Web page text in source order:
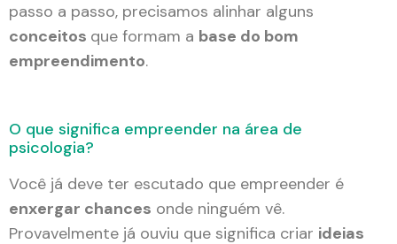
passo a passo, precisamos alinhar alguns
conceitos que formam a base do bom
empreendimento.
O que significa empreender na área de
psicologia?
Você já deve ter escutado que empreender é
enxergar chances onde ninguém vê.
Provavelmente já ouviu que significa criar ideias